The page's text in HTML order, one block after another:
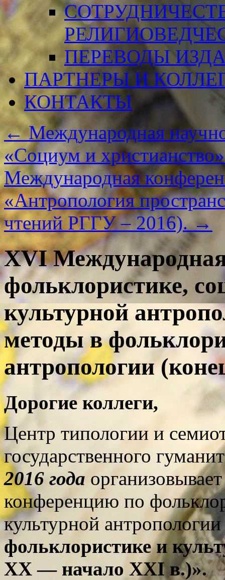
ПЕРЕВОДЫ
ПАРТНЕРЫ И
КОНТАКТЫ
←Международная
«Социум и
Международная
«Антропология
чтений РГГУ – 2016).→
XVI
фольклористике,
культурной
методы в
антропологии
Дорогие коллеги,
Центр типологии и
государственного
2016 года
конференцию по
культурной
фольклористике и
XX — начало XXI в.)».